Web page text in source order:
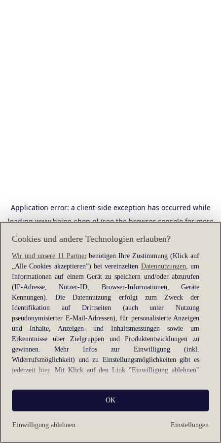
Application error: a client-side exception has occurred while
loadingwww.heine-shop.nl(see the browser consolefor more
information).
Cookies und andere Technologien erlauben?
Wir und unsere 11 Partnerbenötigen Ihre Zustimmung (Klick auf
„Alle Cookies akzeptieren”) bei vereinzelten Datennutzungen, um
Informationen auf einem Gerät zu speichern und/oder abzurufen
(IP-Adresse, Nutzer-ID, Browser-Informationen, Geräte
Kennungen). Die Datennutzung erfolgt zum Zweck der
Identifikation auf Drittseiten (auch unter Nutzung
pseudonymisierter E-Mail-Adressen), für personalisierte Anzeigen
und Inhalte, Anzeigen- und Inhaltsmessungen sowie um
Erkenntnisse über Zielgruppen und Produktentwicklungen zu
gewinnen. Mehr Infos zur Einwilligung (inkl.
Widerrufsmöglichkeit) und zu Einstellungsmöglichkeiten gibt es
jederzeit hier. Mit Klick auf den Link "Einwilligung ablehnen"
Sie können Ihre Einwilligung auch jederzeit grundlos mit Wirkung
für die Zukunft widerrufen, indem Sie z. B. auf den Button
"Cookie-Einstellungen" im Footer der Website und "Alle
Einstellungen
Einwilligung ablehnen
OK